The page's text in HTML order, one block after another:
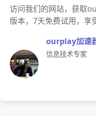
访问我们的网站，获取
版本，7天免费试用，享
ourplay加速
信息技术专家